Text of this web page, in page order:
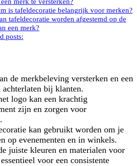
is tafeldecoratie belangrijk voor merken?
tafeldecoratie worden afgestemd op de
een merk?
posts:
de merkbeleving versterken en een
bij klanten.
logo kan een krachtig
zijn en zorgen voor
kan gebruikt worden om je
op evenementen en in winkels.
juiste kleuren en materialen voor
voor een consistente